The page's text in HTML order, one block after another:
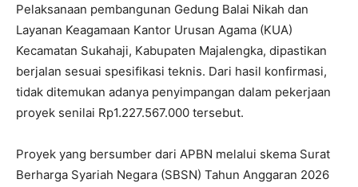
Pelaksanaan pembangunan Gedung Balai Nikah dan
Layanan Keagamaan Kantor Urusan Agama (KUA)
Kecamatan Sukahaji, Kabupaten Majalengka, dipastikan
berjalan sesuai spesifikasi teknis. Dari hasil konfirmasi,
tidak ditemukan adanya penyimpangan dalam pekerjaan
proyek senilai Rp1.227.567.000 tersebut.
Proyek yang bersumber dari APBN melalui skema Surat
Berharga Syariah Negara (SBSN) Tahun Anggaran 2026